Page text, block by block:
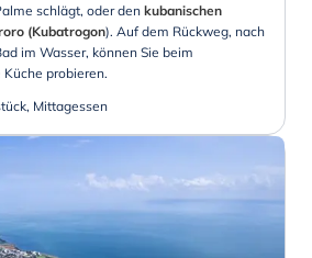
schlägt, oder denkubanischen
(Kubatrogon). Auf dem Rückweg, nach
im Wasser, können Sie beim
probieren.
Mittagessen